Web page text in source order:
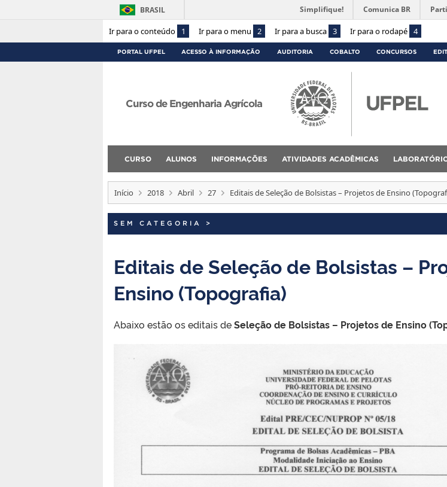
Ir para o conteúdo 1 Ir para o menu 2 Ir para a busca 3 Ir para o rodapé 4
BRASIL Simplifique! Comunica BR
PORTAL UFPEL ACESSO À INFORMAÇÃO AUDITORIA COBALTO CONCURSOS
Curso de Engenharia Agrícola
CURSO ALUNOS INFORMAÇÕES ATIVIDADES ACADÊMICAS
Início 2018 Abril 27 Editais de Seleção de Bolsistas – Projetos de Ensino
SEM CATEGORIA >
Editais de Seleção de Bolsistas –
Ensino (Topografia)
Abaixo estão os editais deSeleção de Bolsistas – Projetos de Ensino